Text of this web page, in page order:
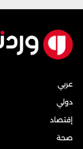
عربي
دولي
إقتصاد
صحة